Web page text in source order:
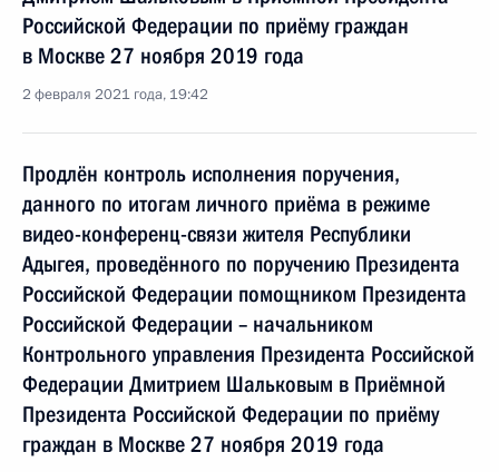
Российской Федерации по приёму граждан
в Москве 27 ноября 2019 года
2 февраля 2021 года, 19:42
Продлён контроль исполнения поручения,
данного по итогам личного приёма в режиме
видео-конференц-связи жителя Республики
Адыгея, проведённого по поручению Президента
Российской Федерации помощником Президента
Российской Федерации – начальником
Контрольного управления Президента Российской
Федерации Дмитрием Шальковым в Приёмной
Президента Российской Федерации по приёму
граждан в Москве 27 ноября 2019 года